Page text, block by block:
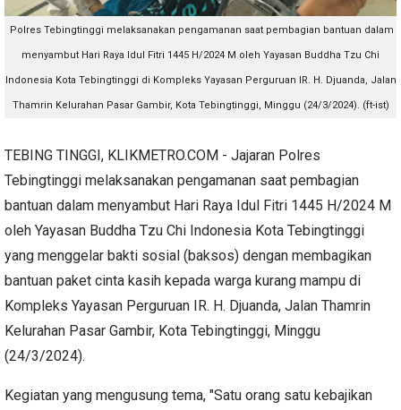
Polres Tebingtinggi melaksanakan pengamanan saat pembagian bantuan dalam
menyambut Hari Raya Idul Fitri 1445 H/2024 M oleh Yayasan Buddha Tzu Chi
Indonesia Kota Tebingtinggi di Kompleks Yayasan Perguruan IR. H. Djuanda, Jalan
Thamrin Kelurahan Pasar Gambir, Kota Tebingtinggi, Minggu (24/3/2024). (ft-ist)
TEBING TINGGI, KLIKMETRO.COM - Jajaran Polres
Tebingtinggi melaksanakan pengamanan saat pembagian
bantuan dalam menyambut Hari Raya Idul Fitri 1445 H/2024 M
oleh Yayasan Buddha Tzu Chi Indonesia Kota Tebingtinggi
yang menggelar bakti sosial (baksos) dengan membagikan
bantuan paket cinta kasih kepada warga kurang mampu di
Kompleks Yayasan Perguruan IR. H. Djuanda, Jalan Thamrin
Kelurahan Pasar Gambir, Kota Tebingtinggi, Minggu
(24/3/2024).
Kegiatan yang mengusung tema, "Satu orang satu kebajikan